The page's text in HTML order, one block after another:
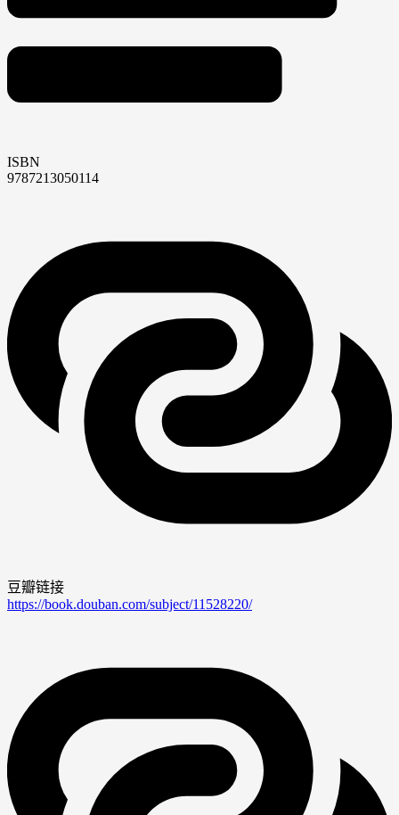
ISBN
9787213050114
豆瓣链接
https://book.douban.com/subject/11528220/